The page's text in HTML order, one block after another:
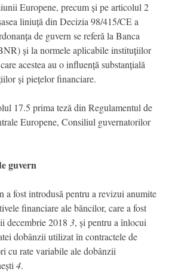
Europene, precum și pe articolul 2
liniuță din Decizia 98/415/CE a
de guvern se referă la Banca
și la normele aplicabile instituțiilor
acestea au o influență substanțială
și piețelor financiare.
17.5 prima teză din Regulamentul de
Europene, Consiliul guvernatorilor
guvern
a fost introdusă pentru a revizui anumite
financiare ale băncilor, care a fost
decembrie 2018 3, și pentru a înlocui
dobânzii utilizat în contractele de
cu rate variabile ale dobânzii
4.